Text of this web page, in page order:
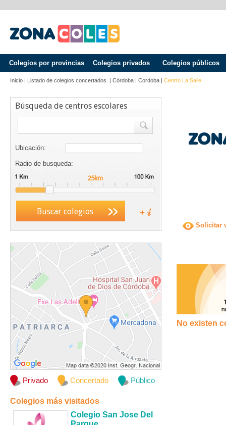
Colegios por provincias Colegios privados Colegios públicos
Inicio | Listado de colegios concertados | Córdoba | Cordoba | Centro La Salle
Búsqueda de centros escolares
Ubicación:
Radio de busqueda:
Buscar colegios
Privado Concertado Público
Colegios más visitados
Colegio San Jose Del
Solicitar
No existen